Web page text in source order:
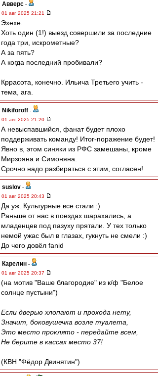
Авверс -
01 авг 2025 21:21
Эхехе.
Хоть один (1!) выезд совершили за последние
года три, искрометные?
А за пять?
А когда последний пробивали?
Кррасота, конечно. Ильича Третьего учить -
тема, ага.
Nikiforoff -
01 авг 2025 21:20
А невыспавшийся, фанат будет плохо
поддерживать команду! Итог-поражение будет!
Явно в, этом синяки из РФС замешаны, кроме
Мирзояна и Симоняна.
Срочно надо разбираться с этим, согласен!
suslov -
01 авг 2025 20:43
Да уж. Культурные все стали :)
Раньше от нас в поездах шарахались, а
младенцев под пазуху прятали. У тех только
немой ужас был в глазах, гукнуть не смели :)
До чего довёл fanid
Карелин -
01 авг 2025 20:37
(на мотив "Ваше благородие" из к/ф "Белое
солнце пустыни")
Если дверью хлопают и прохода нету,
Значит, боковушечка возле туалета,
Это место проклято - передайте всем,
Не берите в кассах место 37!
(КВН "Фёдор Двинятин")